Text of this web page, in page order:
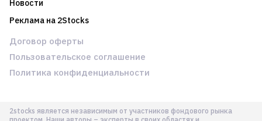
Новости
Реклама на 2Stocks
2stocks является независимым от участников фондового рынка
Договор оферты
Пользовательское соглашение
Политика конфиденциальности